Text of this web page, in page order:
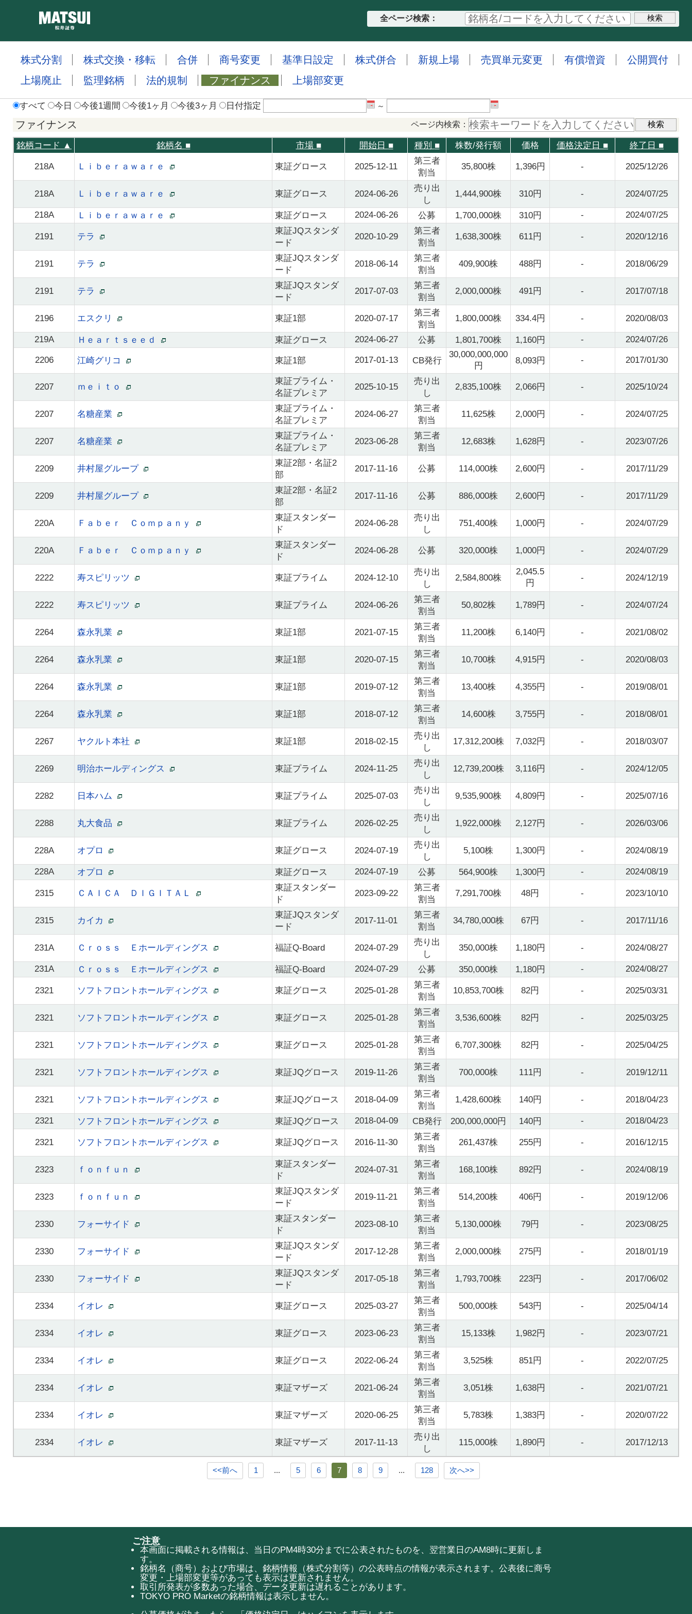
全ページ検索：
株式分割 株式交換・移転 合併 商号変更 基準日設定 株式併合 新規上場 売買単元変更 有償増資
公開買付
上場廃止
監理銘柄 法的規制 ファイナンス 上場部変更
すべて 今日 今後1週間 今後1ヶ月 今後3ヶ月 日付指定 ～
ファイナンス ページ内検索：
銘柄コード ▲ 銘柄名 ■ 市場 ■ 開始日 ■ 種別 ■ 株数/発行額 価格 価格決定日 ■ 終了日 ■
218A Ｌｉｂｅｒａｗａｒｅ 東証グロース 2025-12-11
第三者
割当
35,800株 1,396円 - 2025/12/26
218A Ｌｉｂｅｒａｗａｒｅ 東証グロース 2024-06-26
売り出
し
1,444,900株 310円 - 2024/07/25
218A Ｌｉｂｅｒａｗａｒｅ 東証グロース 2024-06-26 公募 1,700,000株 310円 - 2024/07/25
2191 テラ
東証JQスタンダ
ード
2020-10-29
第三者
割当
1,638,300株 611円 - 2020/12/16
2191 テラ
東証JQスタンダ
ード
2018-06-14
第三者
割当
409,900株 488円 - 2018/06/29
2191 テラ
東証JQスタンダ
ード
2017-07-03
第三者
割当
2,000,000株 491円 - 2017/07/18
2196 エスクリ 東証1部 2020-07-17
第三者
割当
1,800,000株 334.4円 - 2020/08/03
219A Ｈｅａｒｔｓｅｅｄ 東証グロース 2024-06-27 公募 1,801,700株 1,160円 - 2024/07/26
2206 江崎グリコ 東証1部 2017-01-13 CB発行
30,000,000,000
円
8,093円 - 2017/01/30
2207 ｍｅｉｔｏ
東証プライム・
名証プレミア
2025-10-15
売り出
し
2,835,100株 2,066円 - 2025/10/24
2207 名糖産業
東証プライム・
名証プレミア
2024-06-27
第三者
割当
11,625株 2,000円 - 2024/07/25
2207 名糖産業
東証プライム・
名証プレミア
2023-06-28
第三者
割当
12,683株 1,628円 - 2023/07/26
2209 井村屋グループ
東証2部・名証2
部
2017-11-16 公募 114,000株 2,600円 - 2017/11/29
2209 井村屋グループ
東証2部・名証2
部
2017-11-16 公募 886,000株 2,600円 - 2017/11/29
220A Ｆａｂｅｒ Ｃｏｍｐａｎｙ
東証スタンダー
ド
2024-06-28
売り出
し
751,400株 1,000円 - 2024/07/29
220A Ｆａｂｅｒ Ｃｏｍｐａｎｙ
東証スタンダー
ド
2024-06-28 公募 320,000株 1,000円 - 2024/07/29
2222 寿スピリッツ 東証プライム 2024-12-10
売り出
し
2,584,800株
2,045.5
円
- 2024/12/19
2222 寿スピリッツ 東証プライム 2024-06-26
第三者
割当
50,802株 1,789円 - 2024/07/24
2264 森永乳業 東証1部 2021-07-15
第三者
割当
11,200株 6,140円 - 2021/08/02
2264 森永乳業 東証1部 2020-07-15
第三者
割当
10,700株 4,915円 - 2020/08/03
2264 森永乳業 東証1部 2019-07-12
第三者
割当
13,400株 4,355円 - 2019/08/01
2264 森永乳業 東証1部 2018-07-12
第三者
割当
14,600株 3,755円 - 2018/08/01
2267 ヤクルト本社 東証1部 2018-02-15
売り出
し
17,312,200株 7,032円 - 2018/03/07
2269 明治ホールディングス 東証プライム 2024-11-25
売り出
し
12,739,200株 3,116円 - 2024/12/05
2282 日本ハム 東証プライム 2025-07-03
売り出
し
9,535,900株 4,809円 - 2025/07/16
2288 丸大食品 東証プライム 2026-02-25
売り出
し
1,922,000株 2,127円 - 2026/03/06
228A オプロ 東証グロース 2024-07-19
売り出
し
5,100株 1,300円 - 2024/08/19
228A オプロ 東証グロース 2024-07-19 公募 564,900株 1,300円 - 2024/08/19
2315 ＣＡＩＣＡ ＤＩＧＩＴＡＬ
東証スタンダー
ド
2023-09-22
第三者
割当
7,291,700株 48円 - 2023/10/10
2315 カイカ
東証JQスタンダ
ード
2017-11-01
第三者
割当
34,780,000株 67円 - 2017/11/16
231A Ｃｒｏｓｓ Ｅホールディングス 福証Q-Board 2024-07-29
売り出
し
350,000株 1,180円 - 2024/08/27
231A Ｃｒｏｓｓ Ｅホールディングス 福証Q-Board 2024-07-29 公募 350,000株 1,180円 - 2024/08/27
2321 ソフトフロントホールディングス 東証グロース 2025-01-28
第三者
割当
10,853,700株 82円 - 2025/03/31
2321 ソフトフロントホールディングス 東証グロース 2025-01-28
第三者
割当
3,536,600株 82円 - 2025/03/25
2321 ソフトフロントホールディングス 東証グロース 2025-01-28
第三者
割当
6,707,300株 82円 - 2025/04/25
2321 ソフトフロントホールディングス 東証JQグロース 2019-11-26
第三者
割当
700,000株 111円 - 2019/12/11
2321 ソフトフロントホールディングス 東証JQグロース 2018-04-09
第三者
割当
1,428,600株 140円 - 2018/04/23
2321 ソフトフロントホールディングス 東証JQグロース 2018-04-09 CB発行 200,000,000円 140円 - 2018/04/23
2321 ソフトフロントホールディングス 東証JQグロース 2016-11-30
第三者
割当
261,437株 255円 - 2016/12/15
2323 ｆｏｎｆｕｎ
東証スタンダー
ド
2024-07-31
第三者
割当
168,100株 892円 - 2024/08/19
2323 ｆｏｎｆｕｎ
東証JQスタンダ
ード
2019-11-21
第三者
割当
514,200株 406円 - 2019/12/06
2330 フォーサイド
東証スタンダー
ド
2023-08-10
第三者
割当
5,130,000株 79円 - 2023/08/25
2330 フォーサイド
東証JQスタンダ
ード
2017-12-28
第三者
割当
2,000,000株 275円 - 2018/01/19
2330 フォーサイド
東証JQスタンダ
ード
2017-05-18
第三者
割当
1,793,700株 223円 - 2017/06/02
2334 イオレ 東証グロース 2025-03-27
第三者
割当
500,000株 543円 - 2025/04/14
2334 イオレ 東証グロース 2023-06-23
第三者
割当
15,133株 1,982円 - 2023/07/21
2334 イオレ 東証グロース 2022-06-24
第三者
割当
3,525株 851円 - 2022/07/25
2334 イオレ 東証マザーズ 2021-06-24
第三者
割当
3,051株 1,638円 - 2021/07/21
2334 イオレ 東証マザーズ 2020-06-25
第三者
割当
5,783株 1,383円 - 2020/07/22
2334 イオレ 東証マザーズ 2017-11-13
売り出
し
115,000株 1,890円 - 2017/12/13
<<前へ 1 ... 5 6 7 8 9 ... 128 次へ>>
ご注意
本画面に掲載される情報は、当日のPM4時30分までに公表されたものを、翌営業日のAM8時に更新しま
す。
銘柄名（商号）および市場は、銘柄情報（株式分割等）の公表時点の情報が表示されます。公表後に商号
変更・上場部変更等があっても表示は更新されません。
取引所発表が多数あった場合、データ更新は遅れることがあります。
TOKYO PRO Marketの銘柄情報は表示しません。